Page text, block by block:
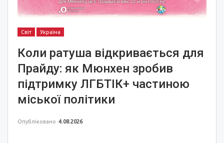
Світ Україна
Коли ратуша відкривається для
Прайду: як Мюнхен зробив
підтримку ЛГБТІК+ частиною
міської політики
Опубліковано 4.08.2026